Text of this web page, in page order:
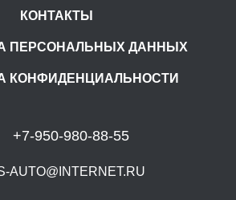
КОНТАКТЫ
ПЕРСОНАЛЬНЫХ ДАННЫХ
КОНФИДЕНЦИАЛЬНОСТИ
+7-950-980-88-55
AUTO@INTERNET.RU